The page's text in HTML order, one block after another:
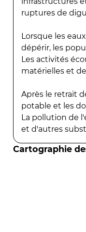
ruptures de
Lorsque les
dépérir, les
Les activités
matérielles et
Après le retrait
potable et les
La pollution de
et d'autres
Cartographie